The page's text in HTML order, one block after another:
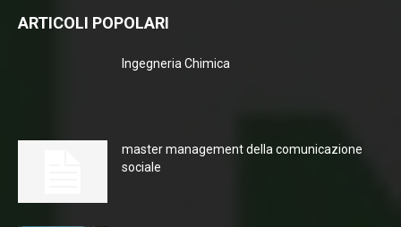
ARTICOLI POPOLARI
Ingegneria Chimica
master management della comunicazione
sociale